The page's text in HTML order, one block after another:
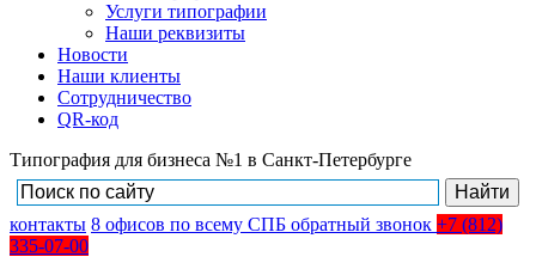
Услуги типографии
Наши реквизиты
Новости
Наши клиенты
Сотрудничество
QR-код
Типография для бизнеса №1 в Санкт-Петербурге
контакты 8 офисов по всему СПБ обратный звонок +7 (812)
335-07-00